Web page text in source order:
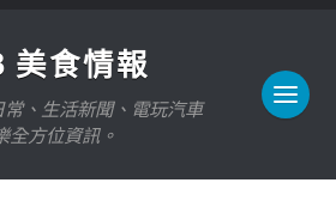
食情報
、生活新聞、電玩汽車
方位資訊。